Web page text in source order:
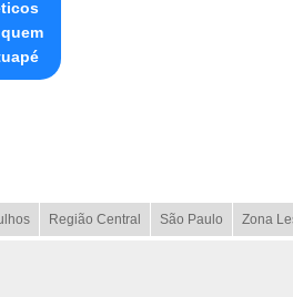
Região Central São Paulo Zona